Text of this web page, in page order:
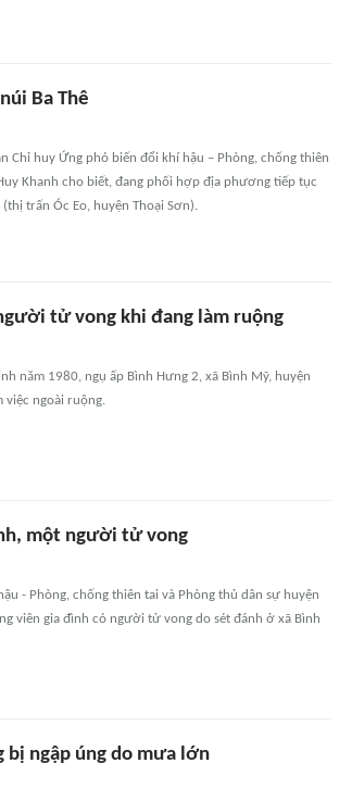
Ba Thê
Chỉ huy Ứng phó biến đổi khí hậu – Phòng, chống thiên
Khanh cho biết, đang phối hợp địa phương tiếp tục
trấn Óc Eo, huyện Thoại Sơn).
tử vong khi đang làm ruộng
năm 1980, ngụ ấp Bình Hưng 2, xã Bình Mỹ, huyện
việc ngoài ruộng.
một người tử vong
- Phòng, chống thiên tai và Phòng thủ dân sự huyện
viên gia đình có người tử vong do sét đánh ở xã Bình
bị ngập úng do mưa lớn